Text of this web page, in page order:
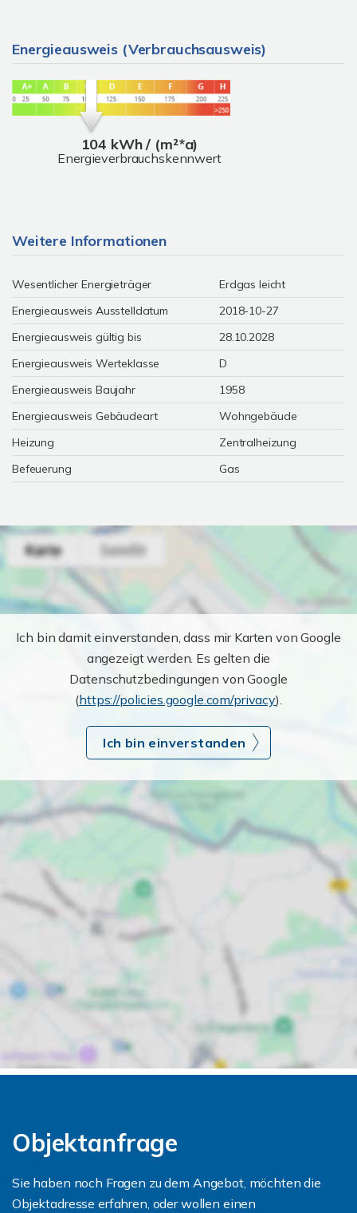
Energieausweis (Verbrauchsausweis)
104 kWh / (m²*a)
Energieverbrauchskennwert
Weitere Informationen
Wesentlicher Energieträger
Erdgas leicht
Energieausweis Ausstelldatum
2018-10-27
Energieausweis gültig bis
28.10.2028
Energieausweis Werteklasse
D
Energieausweis Baujahr
1958
Energieausweis Gebäudeart
Wohngebäude
Heizung
Zentralheizung
Befeuerung
Gas
Ich bin damit einverstanden, dass mir Karten von Google
angezeigt werden. Es gelten die
Datenschutzbedingungen von Google
(https://policies.google.com/privacy).
Ich bin einverstanden
Objektanfrage
Sie haben noch Fragen zu dem Angebot, möchten die
Objektadresse erfahren, oder wollen einen